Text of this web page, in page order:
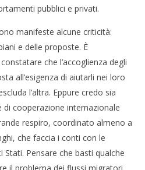
pubblici e privati.
manifeste alcune criticità:
e delle proposte. È
che l’accoglienza degli
all’esigenza di aiutarli nei loro
l’altra. Eppure credo sia
cooperazione internazionale
respiro, coordinato almeno a
che faccia i conti con le
Pensare che basti qualche